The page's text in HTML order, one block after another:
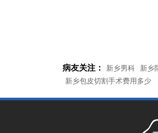
病友关注： 新乡男科 新乡
新乡包皮切割手术费用多少